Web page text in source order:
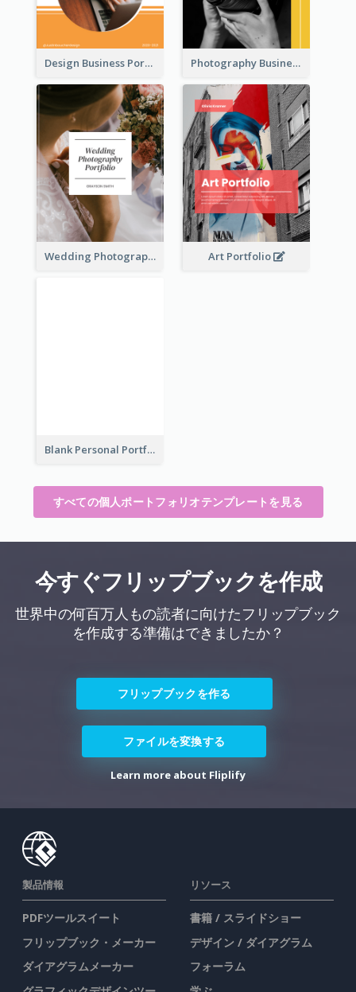
Design Business Portfolio Photography Business Portfolio
Wedding Photography Business Portfolio Art Portfolio
Blank Personal Portfolio
すべての個人ポートフォリオテンプレートを見る
今すぐフリップブックを作成
世界中の何百万人もの読者に向けたフリップブック
を作成する準備はできましたか？
フリップブックを作る
ファイルを変換する
Learn more about Fliplify
製品情報
PDFツールスイート
フリップブック・メーカー
ダイアグラムメーカー
リソース
書籍 / スライドショー
デザイン / ダイアグラム
フォーラム